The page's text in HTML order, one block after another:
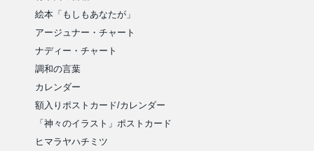
絵本「もしもあなたが」
アージュナー・チャート
ナディー・チャート
調和の言葉
カレンダー
額入りポストカード/カレンダー
「神々のイラスト」ポストカード
ヒマラヤハチミツ